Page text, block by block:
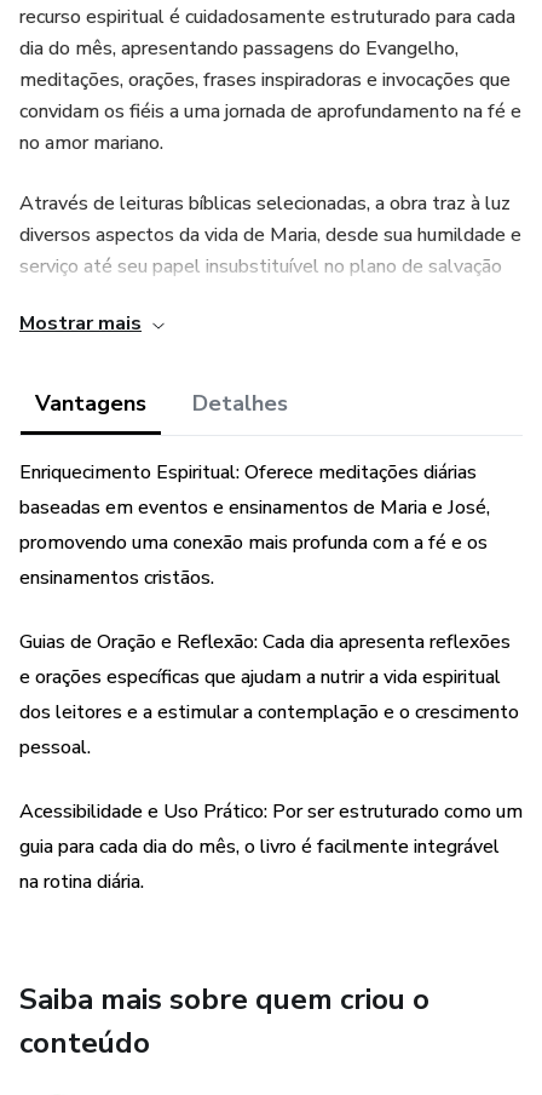
recurso espiritual é cuidadosamente estruturado para cada
dia do mês, apresentando passagens do Evangelho,
meditações, orações, frases inspiradoras e invocações que
convidam os fiéis a uma jornada de aprofundamento na fé e
no amor mariano.
Através de leituras bíblicas selecionadas, a obra traz à luz
diversos aspectos da vida de Maria, desde sua humildade e
serviço até seu papel insubstituível no plano de salvação
buscam conectar os eventos da vida de Maria às
reflexão sobre como seguir seu exemplo de fé, entrega e
As orações diárias são cuidadosamente formuladas para
refletir os temas explorados nas meditações, oferecendo
aos leitores palavras de louvor, súplica e ação de graças
que elevam o espírito e fortalecem a conexão com o divino
vida espiritual dos fiéis, mas também os inspiram a viver de
acordo com os ensinamentos de Cristo, seguindo os
passos de Maria.
Frases inspiradoras e invocações específicas para cada dia
funcionam como chaves que abrem corações para a graça e
a profundidade do amor de Maria por seus filhos espirituais.
Estes elementos incentivam a prática da piedade mariana
Ao longo da obra, somos convidados a contemplar a vida
de Maria não apenas como um modelo de virtude, mas
Mostrar mais
Vantagens Detalhes
Enriquecimento Espiritual: Oferece meditações diárias
baseadas em eventos e ensinamentos de Maria e José,
promovendo uma conexão mais profunda com a fé e os
ensinamentos cristãos.
Guias de Oração e Reflexão: Cada dia apresenta reflexões
e orações específicas que ajudam a nutrir a vida espiritual
dos leitores e a estimular a contemplação e o crescimento
pessoal.
Acessibilidade e Uso Prático: Por ser estruturado como um
guia para cada dia do mês, o livro é facilmente integrável
na rotina diária.
Saiba mais sobre quem criou o
conteúdo